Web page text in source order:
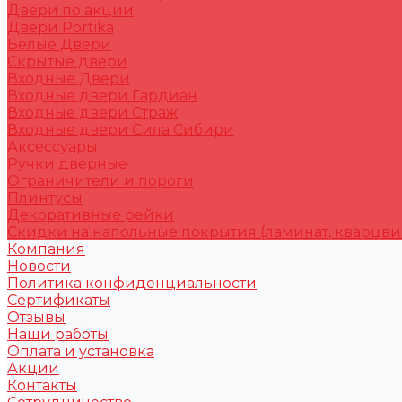
Двери по акции
Двери Portika
Белые Двери
Скрытые двери
Входные Двери
Входные двери Гардиан
Входные двери Страж
Входные двери Сила Сибири
Аксессуары
Ручки дверные
Ограничители и пороги
Плинтусы
Декоративные рейки
Скидки на напольные покрытия (ламинат,
Компания
Новости
Политика конфиденциальности
Сертификаты
Отзывы
Наши работы
Оплата и установка
Акции
Контакты